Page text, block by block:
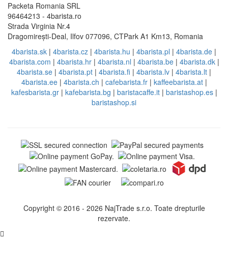
Packeta Romania SRL
96464213 - 4barista.ro
Strada Virginia Nr.4
Dragomirești-Deal, Ilfov 077096, CTPark A1 Km13, Romania
4barista.sk | 4barista.cz | 4barista.hu | 4barista.pl | 4barista.de |
4barista.com | 4barista.hr| 4barista.nl | 4barista.be| 4barista.dk|
4barista.se | 4barista.pt | 4barista.fi | 4barista.lv | 4barista.lt |
4barista.ee| 4barista.ch | cafebarista.fr| kaffeebarista.at|
kafesbarista.gr| kafebarista.bg | baristacaffe.it| baristashop.es|
baristashop.si
Copyright © 2016 - 2026 NajTrade s.r.o. Toate drepturile
rezervate.